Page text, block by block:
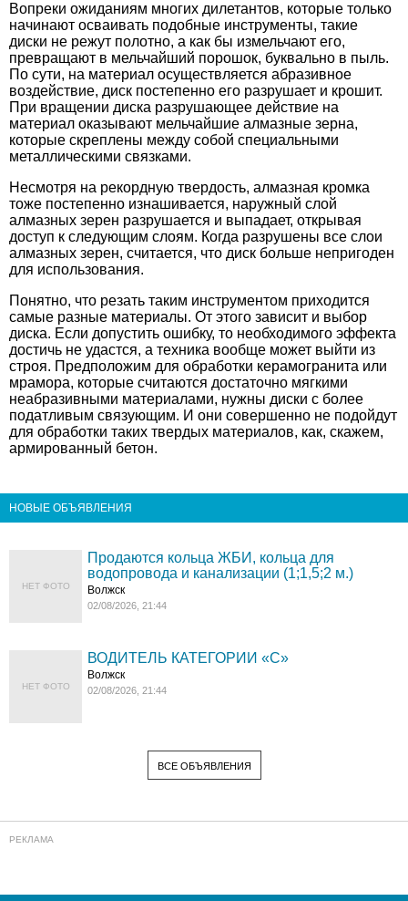
Вопреки ожиданиям многих дилетантов, которые только
начинают осваивать подобные инструменты, такие
диски не режут полотно, а как бы измельчают его,
превращают в мельчайший порошок, буквально в пыль.
По сути, на материал осуществляется абразивное
воздействие, диск постепенно его разрушает и крошит.
При вращении диска разрушающее действие на
материал оказывают мельчайшие алмазные зерна,
которые скреплены между собой специальными
металлическими связками.
Несмотря на рекордную твердость, алмазная кромка
тоже постепенно изнашивается, наружный слой
алмазных зерен разрушается и выпадает, открывая
доступ к следующим слоям. Когда разрушены все слои
алмазных зерен, считается, что диск больше непригоден
для использования.
Понятно, что резать таким инструментом приходится
самые разные материалы. От этого зависит и выбор
диска. Если допустить ошибку, то необходимого эффекта
достичь не удастся, а техника вообще может выйти из
строя. Предположим для обработки керамогранита или
мрамора, которые считаются достаточно мягкими
неабразивными материалами, нужны диски с более
податливым связующим. И они совершенно не подойдут
для обработки таких твердых материалов, как, скажем,
армированный бетон.
НОВЫЕ ОБЪЯВЛЕНИЯ
НЕТ ФОТО
Продаются кольца ЖБИ, кольца для
водопровода и канализации (1;1,5;2 м.)
Волжск
02/08/2026, 21:44
НЕТ ФОТО
ВОДИТЕЛЬ КАТЕГОРИИ «C»
Волжск
02/08/2026, 21:44
ВСЕ ОБЪЯВЛЕНИЯ